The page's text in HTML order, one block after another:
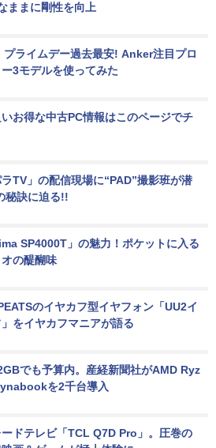
ままに剛性を向上
ライムデー過去最安! Anker注目プロ
3モデルを使ってみた
お得な中古PC情報はこのページでチ
ラTV」の配信現場に“PAD”撮影班が潜
秘訣に迫る!!
SP4000T」の魅力！ポケットに入る
の醍醐味
のイヤカフ型イヤフォン「UU2イ
をイヤカフマニアが語る
でも予算内。産経新聞社がAMD Ryz
を2千台導入
ドテレビ「TCL Q7D Pro」。圧巻の